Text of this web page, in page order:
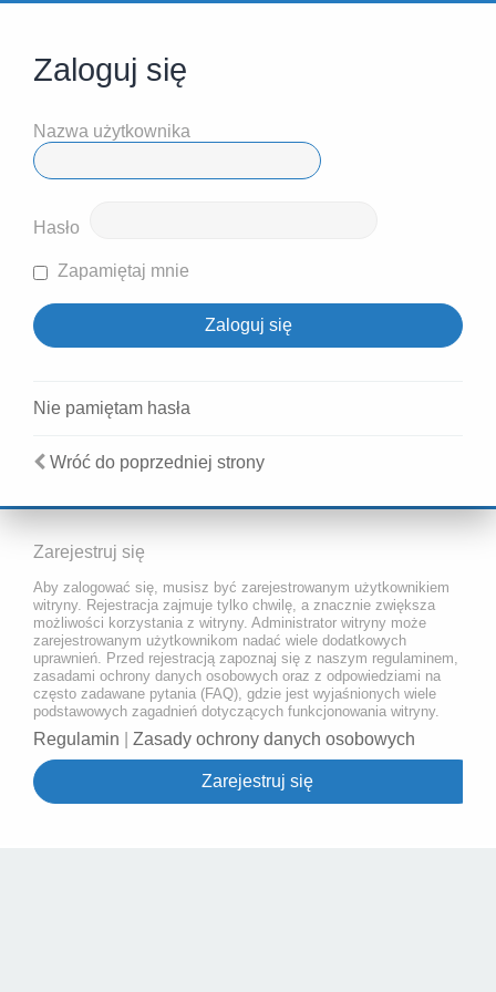
Zaloguj się
Nazwa użytkownika
Hasło
Zapamiętaj mnie
Nie pamiętam hasła
Wróć do poprzedniej strony
Zarejestruj się
Aby zalogować się, musisz być zarejestrowanym użytkownikiem
witryny. Rejestracja zajmuje tylko chwilę, a znacznie zwiększa
możliwości korzystania z witryny. Administrator witryny może
zarejestrowanym użytkownikom nadać wiele dodatkowych
uprawnień. Przed rejestracją zapoznaj się z naszym regulaminem,
zasadami ochrony danych osobowych oraz z odpowiedziami na
często zadawane pytania (FAQ), gdzie jest wyjaśnionych wiele
podstawowych zagadnień dotyczących funkcjonowania witryny.
Regulamin Zasady ochrony danych osobowych
Zarejestruj się